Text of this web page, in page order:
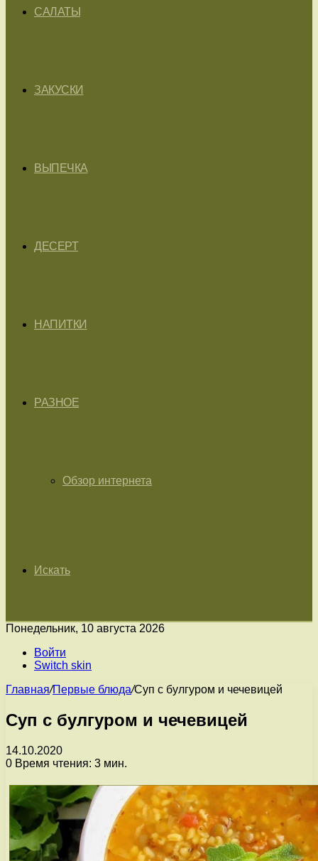
САЛАТЫ
ЗАКУСКИ
ВЫПЕЧКА
ДЕСЕРТ
НАПИТКИ
РАЗНОЕ
Обзор интернета
Искать
Понедельник, 10 августа 2026
Войти
Switch skin
Главная/Первые блюда/Суп с булгуром и чечевицей
Суп с булгуром и чечевицей
14.10.2020
0 Время чтения: 3 мин.